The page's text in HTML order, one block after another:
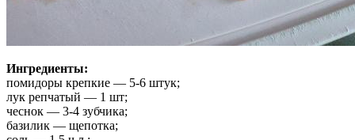
Ингредиенты:
помидоры крепкие — 5-6 штук;
лук репчатый — 1 шт;
чеснок — 3-4 зубчика;
базилик — щепотка;